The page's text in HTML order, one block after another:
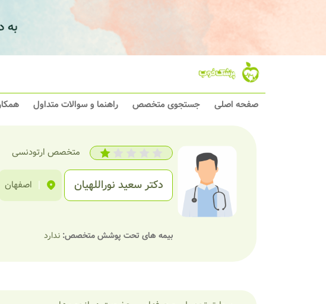
صفحه اصلی جستجوی متخصص راهنما و سوالات متداول
متخصص ارتودنسی
دکتر سعید نوراللهیان | اصفهان
بیمه های تحت پوشش متخصص:ندارد